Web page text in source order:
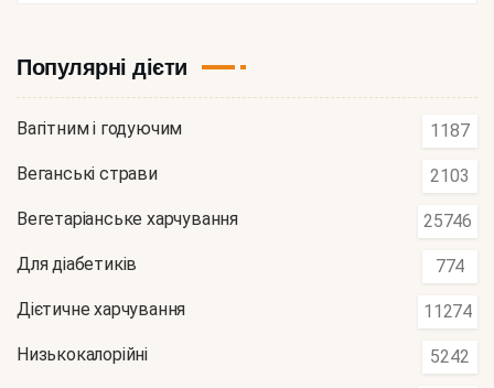
Популярні дієти
Вагітним і годуючим 1187
Веганські страви 2103
Вегетаріанське харчування 25746
Для діабетиків 774
Дієтичне харчування 11274
Низькокалорійні 5242